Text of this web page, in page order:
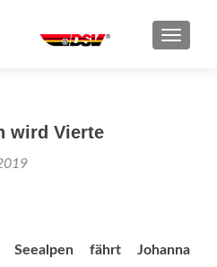
wird Vierte
Seealpen fährt Johanna